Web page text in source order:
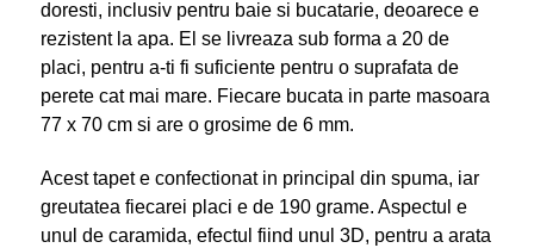
doresti, inclusiv pentru baie si bucatarie, deoarece e
rezistent la apa. El se livreaza sub forma a 20 de
placi, pentru a-ti fi suficiente pentru o suprafata de
perete cat mai mare. Fiecare bucata in parte masoara
77 x 70 cm si are o grosime de 6 mm.
Acest tapet e confectionat in principal din spuma, iar
greutatea fiecarei placi e de 190 grame. Aspectul e
unul de caramida, efectul fiind unul 3D, pentru a arata